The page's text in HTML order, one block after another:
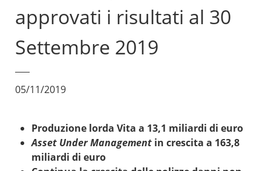
approvati i risultati al 30
Settembre 2019
05/11/2019
Produzione lorda Vita a 13,1 miliardi di euro
Asset Under Management in crescita a 163,8
miliardi di euro